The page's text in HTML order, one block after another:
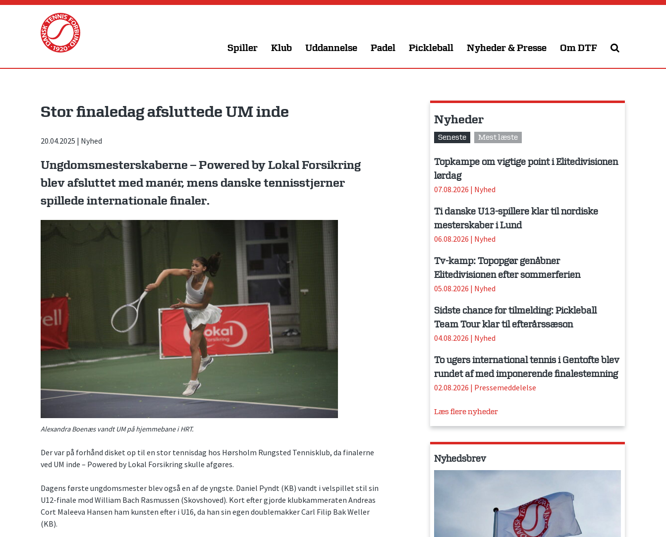
Skip
Spiller Klub Uddannelse Padel Pickleball Nyheder & Presse Om DTF
Stor finaledag afsluttede UM inde
20.04.2025 | Nyhed
Ungdomsmesterskaberne – Powered by Lokal Forsikring
blev afsluttet med manér, mens danske tennisstjerner
spillede internationale finaler.
Alexandra Boenæs vandt UM på hjemmebane i HRT.
Der var på forhånd disket op til en stor tennisdag hos Hørsholm Rungsted Tennisklub, da finalerne
ved UM inde – Powered by Lokal Forsikring skulle afgøres.
Dagens første ungdomsmester blev også en af de yngste. Daniel Pyndt (KB) vandt i velspillet stil sin
U12-finale mod William Bach Rasmussen (Skovshoved). Kort efter gjorde klubkammeraten Andreas
Cort Maleeva Hansen ham kunsten efter i U16, da han sin egen doublemakker Carl Filip Bak Weller
(KB).
Nyheder
Seneste Mest læste
Topkampe om vigtige point i Elitedivisionen
lørdag
07.08.2026 | Nyhed
Ti danske U13-spillere klar til nordiske
mesterskaber i Lund
06.08.2026 | Nyhed
Tv-kamp: Topopgør genåbner
Elitedivisionen efter sommerferien
05.08.2026 | Nyhed
Sidste chance for tilmelding: Pickleball
Team Tour klar til efterårssæson
04.08.2026 | Nyhed
To ugers international tennis i Gentofte blev
rundet af med imponerende finalestemning
02.08.2026 | Pressemeddelelse
Læs flere nyheder
Nyhedsbrev